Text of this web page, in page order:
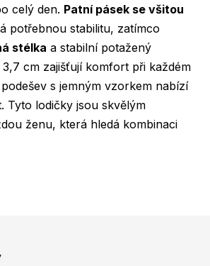
celý den. Patní pásek se všitou
potřebnou stabilitu, zatímco
stélka a stabilní potažený
cm zajišťují komfort při každém
s jemným vzorkem nabízí
Tyto lodičky jsou skvělým
ženu, která hledá kombinaci